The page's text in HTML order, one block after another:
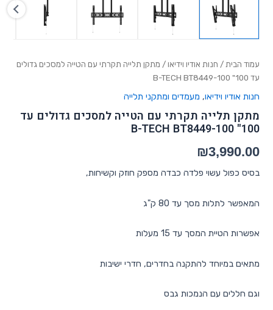
עמוד הבית / חנות אודיו וידיאו/ מתקן תלייה תקרתי עם הטייה למסכים גדולים
עד 100" B-TECH BT8449-100
חנות אודיו וידיאו, מעמדים ומתקני תלייה
מתקן תלייה תקרתי עם הטייה למסכים גדולים עד
100" B-TECH BT8449-100
₪3,990.00
בסיס כפול עשוי פלדה כבדה מספק חוזק וקשיחות,
המאפשר לתלות מסך עד 80 ק"ג
אפשרות הטיית המסך עד 15 מעלות
מתאים במיוחד להתקנה בחדרים, חדרי ישיבות
וגם חללים עם הנמכות גבס